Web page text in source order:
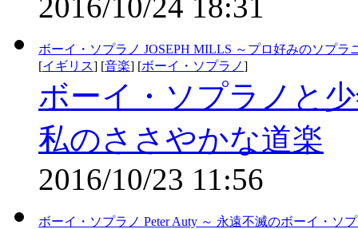
ボーイ・ソプラノ JOSEPH MILLS ～プロ好みのソプラ
[イギリス] [音楽] [ボーイ・ソプラノ]
ボーイ・ソプラノと
私のささやかな道楽
2016/10/23 11:56
ボーイ・ソプラノ Peter Auty ～ 永遠不滅のボーイ・ソ